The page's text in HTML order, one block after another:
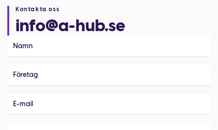
Kontakta oss
info@a-hub.se